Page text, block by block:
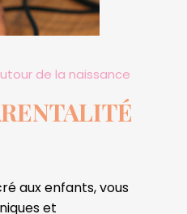
de la naissance
aux enfants, vous
et